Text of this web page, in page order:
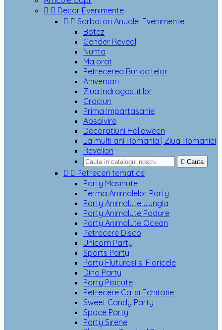
  Decor Evenimente
  Sarbatori Anuale, Evenimente
Botez
Gender Reveal
Nunta
Majorat
Petrecerea Burlacitelor
Aniversari
Ziua Indragostitilor
Craciun
Prima Impartasanie
Absolvire
Decoratiuni Halloween
La multi ani Romania | Ziua Romaniei
Revelion
 Cauta
  Petreceri tematice
Party Masinute
Ferma Animalelor Party
Party Animalute Jungla
Party Animalute Padure
Party Animalute Ocean
Petrecere Disco
Unicorn Party
Sports Party
Party Fluturasi si Floricele
Dino Party
Party Pisicute
Petrecere Cai si Echitatie
Sweet Candy Party
Space Party
Party Sirene